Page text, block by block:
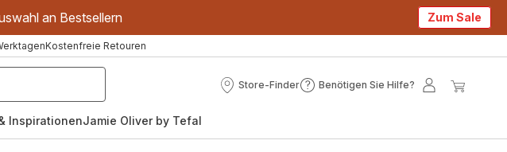
an Bestsellern Zum Sale
Kostenfreie Retouren
Store-Finder
Store-
Benötigen Sie Hilfe?
Benötigen
Mein
InspirationenJamie Oliver by Tefal